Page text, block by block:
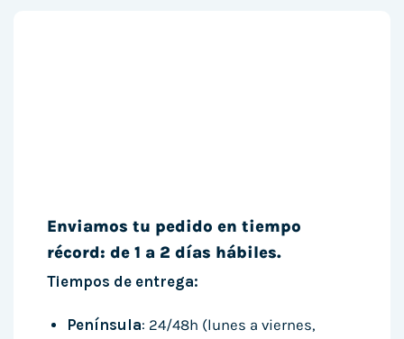
Enviamos tu pedido en tiempo
récord: de 1 a 2 días hábiles.
Tiempos de entrega:
Península: 24/48h (lunes a viernes,